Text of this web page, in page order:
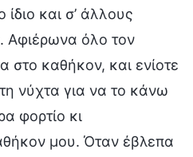
ίδιο και σ’ άλλους
Αφιέρωνα όλο τον
στο καθήκον, και ενίοτε
νύχτα για να το κάνω
φορτίο κι
μου. Όταν έβλεπα